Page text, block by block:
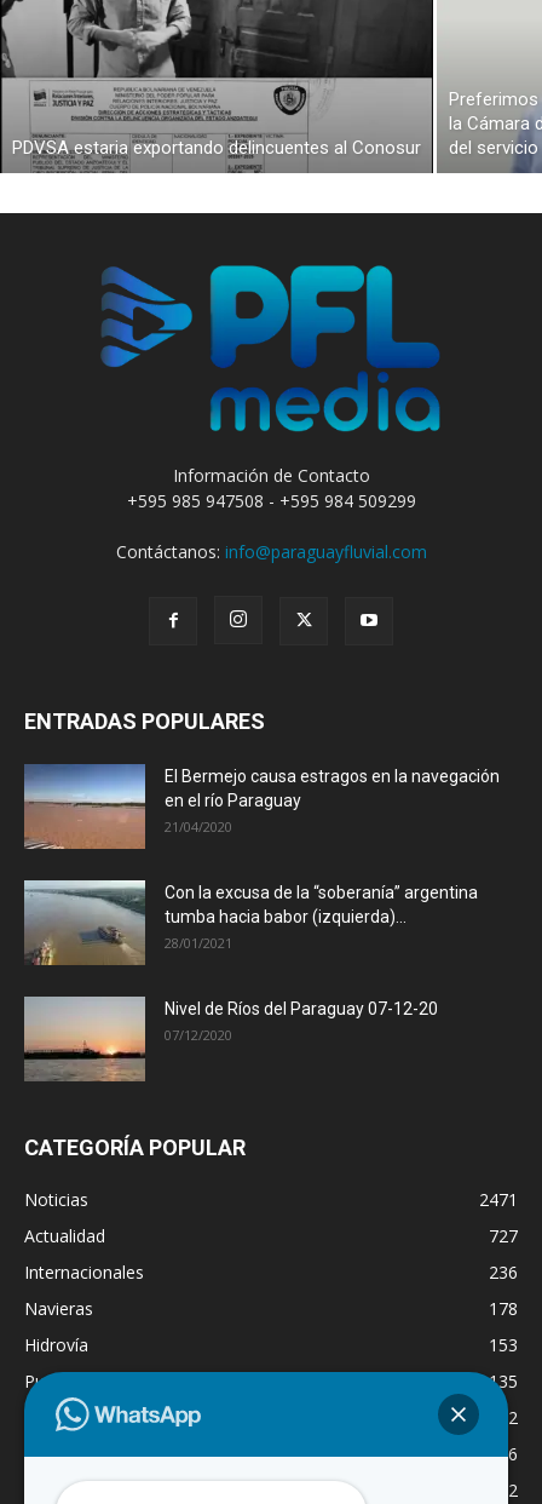
PDVSA estaria exportando delincuentes al Conosur
Preferimos
la Cámara
del
Información de Contacto
+595 985 947508 - +595 984 509299
Contáctanos: info@paraguayfluvial.com
ENTRADAS POPULARES
El Bermejo causa estragos en la navegación
en el río Paraguay
21/04/2020
Con la excusa de la “soberanía” argentina
tumba hacia babor (izquierda)...
28/01/2021
Nivel de Ríos del Paraguay 07-12-20
07/12/2020
CATEGORÍA POPULAR
Noticias
2471
Actualidad
727
Internacionales
236
Navieras
178
Hidrovía
153
Puertos
135
Economía
132
Nacionales
126
Dragado
122